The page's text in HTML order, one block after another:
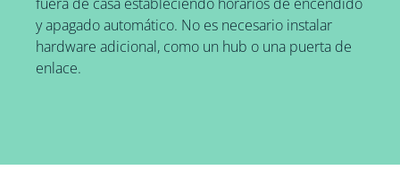
y apagado automático. No es necesario instalar
hardware adicional, como un hub o una puerta de
enlace.